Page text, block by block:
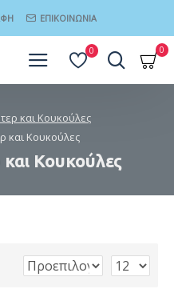
ΕΠΙΚΟΙΝΩΝΊΑ
0 0
και Κουκούλες
και Κουκούλες
Κουκούλες